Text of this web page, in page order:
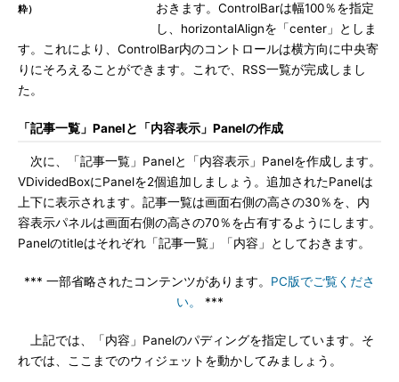
粋）
おきます。ControlBarは幅100％を指定
し、horizontalAlignを「center」としま
す。これにより、ControlBar内のコントロールは横方向に中央寄
りにそろえることができます。これで、RSS一覧が完成しまし
た。
「記事一覧」Panelと「内容表示」Panelの作成
次に、「記事一覧」Panelと「内容表示」Panelを作成します。
VDividedBoxにPanelを2個追加しましょう。追加されたPanelは
上下に表示されます。記事一覧は画面右側の高さの30％を、内
容表示パネルは画面右側の高さの70％を占有するようにします。
Panelのtitleはそれぞれ「記事一覧」「内容」としておきます。
*** 一部省略されたコンテンツがあります。 PC版でご覧くださ
い。
***
上記では、「内容」Panelのパディングを指定しています。そ
れでは、ここまでのウィジェットを動かしてみましょう。